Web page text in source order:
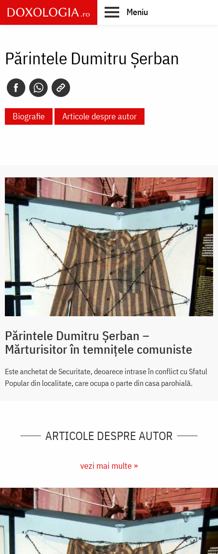
Skip
to
main
Meniu
Părintele Dumitru Șerban
Biografie Articole despre autor
Părintele Dumitru Șerban –
Mărturisitor în temnițele comuniste
Este anchetat de Securitate, deoarece intrase în conflict cu Sfatul
Popular din localitate, care ocupa o parte din casa parohială.
ARTICOLE DESPRE AUTOR
vezi mai multe »